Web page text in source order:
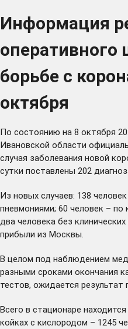
Информация
оперативного
борьбе с
октября
По состоянию на 8 октября
Ивановской области
случая заболевания новой
сутки поставлены 202
Из новых случаев: 138
пневмониями; 60 человек – по
два человека без
прибыли из Москвы.
В целом под наблюдением
разными сроками окончания
тестов, ожидается результат
Всего в стационаре
койках с кислородом – 1245